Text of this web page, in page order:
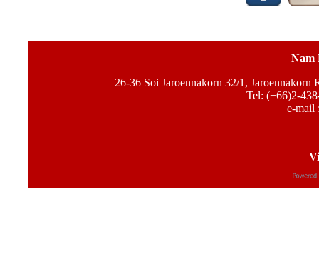
Nam
26-36 Soi Jaroennakorn 32/1,
Tel: (+66)2-
e-mail